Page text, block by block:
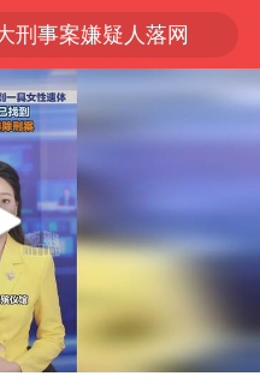
刑事案嫌疑人落网
年来最大单周涨幅
一次性内裤 颜面尽失
一夜涨回1300元
梁家辉：到内地拍戏不是北上是回归
正面袭击贯穿浙江
车内过夜被收150元
00:18